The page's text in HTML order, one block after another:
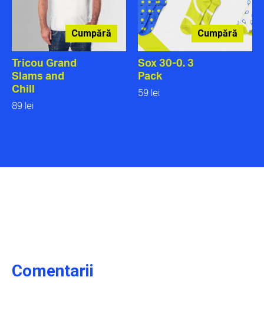
Cumpără
Tricou Grand
Slams and
Chill
89 lei
Cumpără
Sox 30-0. 3
Pack
59 lei
Comentarii